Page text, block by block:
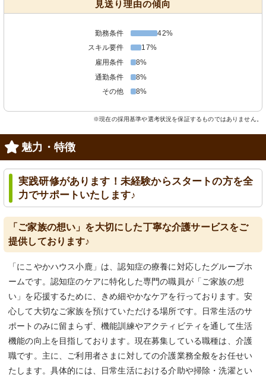
見送り理由の傾向
勤務条件
42%
スキル要件
17%
雇用条件
8%
通勤条件
8%
その他
8%
※現在の採用基準や選考状況を保証するものではありません。
魅力・特徴
実践研修があります！未経験からスタートの方を全
力でサポートいたします♪
「ご家族の想い」を大切にした丁寧な介護サービスをご
提供しております♪
「にこやかハウス小鹿」は、認知症の療養に対応したグループホ
ームです。認知症のケアに特化した専門の職員が「ご家族の想
い」を応援するために、きめ細やかなケアを行っております。安
心して大切なご家族を預けていただける場所です。日常生活のサ
ポートのみに留まらず、機能訓練やアクティビティを通して生活
機能の向上を目指しております。現在募集している職種は、介護
職です。主に、ご利用者さまに対しての介護業務全般をお任せい
たします。具体的には、日常生活における介助や掃除・洗濯とい